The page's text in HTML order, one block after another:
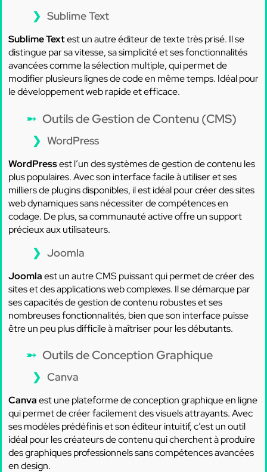
Sublime Text
Sublime Textest un autre éditeur de texte très prisé. Il se
distingue par sa vitesse, sa simplicité et ses fonctionnalités
avancées comme la sélection multiple, qui permet de
modifier plusieurs lignes de code en même temps. Idéal pour
le développement web rapide et efficace.
Outils de Gestion de Contenu (CMS)
WordPress
WordPressest l’un des systèmes de gestion de contenu les
plus populaires. Avec son interface facile à utiliser et ses
milliers de plugins disponibles, il est idéal pour créer des sites
web dynamiques sans nécessiter de compétences en
codage. De plus, sa communauté active offre un support
précieux aux utilisateurs.
Joomla
Joomlaest un autre CMS puissant qui permet de créer des
sites et des applications web complexes. Il se démarque par
ses capacités de gestion de contenu robustes et ses
nombreuses fonctionnalités, bien que son interface puisse
être un peu plus difficile à maîtriser pour les débutants.
Outils de Conception Graphique
Canva
Canvaest une plateforme de conception graphique en ligne
qui permet de créer facilement des visuels attrayants. Avec
ses modèles prédéfinis et son éditeur intuitif, c’est un outil
idéal pour les créateurs de contenu qui cherchent à produire
des graphiques professionnels sans compétences avancées
en design.